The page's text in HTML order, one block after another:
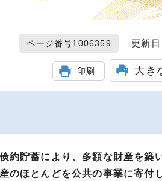
ページ番号1006359 更新日
印刷 大き
約貯蓄により、多額な財産を築
のほとんどを公共の事業に寄付